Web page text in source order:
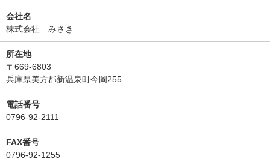
会社名
株式会社 みさき
所在地
〒669-6803
兵庫県美方郡新温泉町今岡255
電話番号
0796-92-2111
FAX番号
0796-92-1255